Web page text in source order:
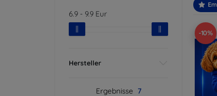
6.9 - 9.9 Eur
Hersteller
Ergebnisse 7
-10%